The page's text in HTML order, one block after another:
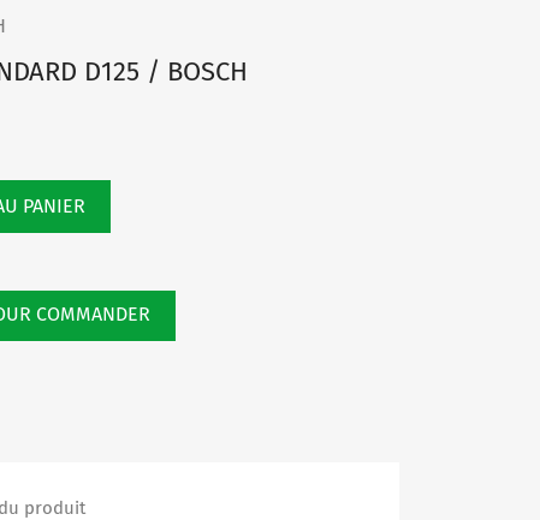
D125 / BOSCH
PANIER
COMMANDER
produit